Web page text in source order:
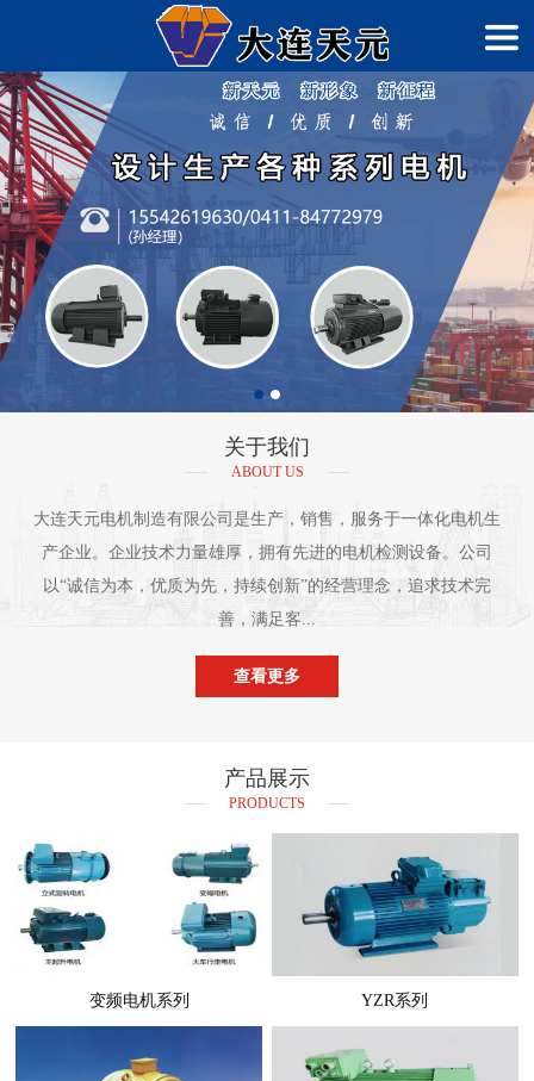
关于我们
ABOUT US
大连天元电机制造有限公司是生产，销售，服务于一体化电机生
产企业。企业技术力量雄厚，拥有先进的电机检测设备。公司
以“诚信为本，优质为先，持续创新”的经营理念，追求技术完
善，满足客...
查看更多
产品展示
PRODUCTS
变频电机系列 YZR系列